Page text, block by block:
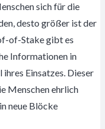
sich für die
desto größer ist der
of-Stake gibt es
Informationen in
Einsatzes. Dieser
Menschen ehrlich
neue Blöcke